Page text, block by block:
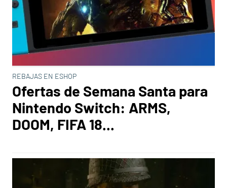
REBAJAS EN ESHOP
Ofertas de Semana Santa para
Nintendo Switch: ARMS,
DOOM, FIFA 18...